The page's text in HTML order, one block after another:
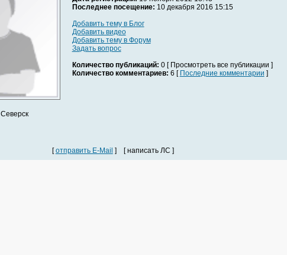
Последнее посещение: 10 декабря 2016 15:15
Добавить тему в Блог
Добавить видео
Добавить тему в Форум
Задать вопрос
Количество публикаций: 0 [ Просмотреть все публикации ]
Количество комментариев: 6 [ Последние комментарии ]
Северск
[отправить E-Mail ] [ написать ЛС ]